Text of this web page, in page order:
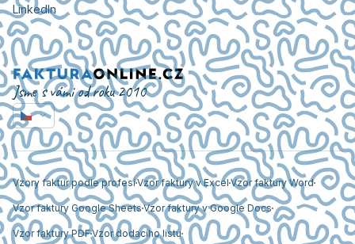
LinkedIn
Jsme s vámi od roku 2010
Vzory faktur podle profesíVzor faktury v Excel Vzor faktury Word
Vzor faktury Google Sheets Vzor faktury v Google Docs
Vzor faktury PDFVzor dodacího listu